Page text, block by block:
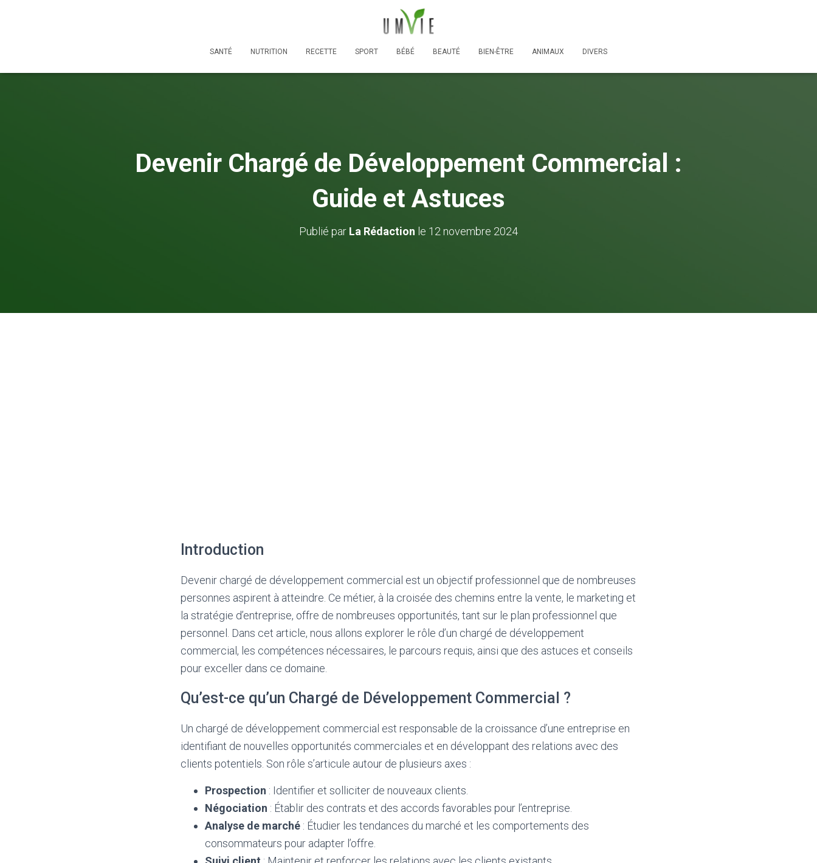
SANTÉ NUTRITION RECETTE SPORT BÉBÉ BEAUTÉ BIEN-ÊTRE ANIMAUX DIVERS
Devenir Chargé de Développement Commercial :
Guide et Astuces
Publié par La Rédaction le 12 novembre 2024
Introduction
Devenir chargé de développement commercial est un objectif professionnel que de nombreuses
personnes aspirent à atteindre. Ce métier, à la croisée des chemins entre la vente, le marketing et
la stratégie d’entreprise, offre de nombreuses opportunités, tant sur le plan professionnel que
personnel. Dans cet article, nous allons explorer le rôle d’un chargé de développement
commercial, les compétences nécessaires, le parcours requis, ainsi que des astuces et conseils
pour exceller dans ce domaine.
Qu’est-ce qu’un Chargé de Développement Commercial ?
Un chargé de développement commercial est responsable de la croissance d’une entreprise en
identifiant de nouvelles opportunités commerciales et en développant des relations avec des
clients potentiels. Son rôle s’articule autour de plusieurs axes :
Prospection : Identifier et solliciter de nouveaux clients.
Négociation : Établir des contrats et des accords favorables pour l’entreprise.
Analyse de marché : Étudier les tendances du marché et les comportements des
consommateurs pour adapter l’offre.